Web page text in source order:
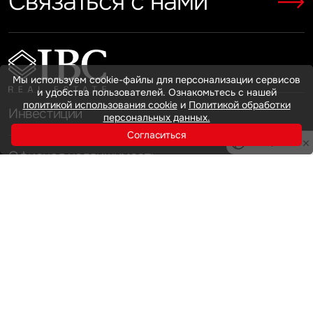
Показать больше
Инвестиции
Офисная недвижимость
Мы используем cookie-файлы для персонализации сервисов
и удобства пользователей. Ознакомьтесь с нашей
политикой использования cookieи Политикой обработки
персональных данных.
Согласиться